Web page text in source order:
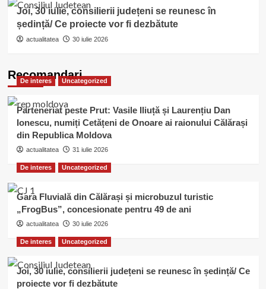
Joi, 30 iulie, consilierii județeni se reunesc în
ședință/ Ce proiecte vor fi dezbătute
actualitatea 30 iulie 2026
Recomandari
De interes Uncategorized
Parteneriat peste Prut: Vasile Iliuță și Laurențiu Dan
Ionescu, numiți Cetățeni de Onoare ai raionului Călărași
din Republica Moldova
actualitatea 31 iulie 2026
De interes Uncategorized
Gara Fluvială din Călărași și microbuzul turistic
„FrogBus”, concesionate pentru 49 de ani
actualitatea 30 iulie 2026
De interes Uncategorized
Joi, 30 iulie, consilierii județeni se reunesc în ședință/ Ce
proiecte vor fi dezbătute